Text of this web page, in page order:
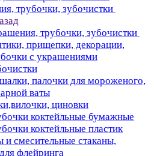
трубочки, зубочистки
трубочки, зубочистки
прищепки, декорации,
с украшениями
палочки для мороженого,
ваты
циновки
коктейльные бумажные
коктейльные пластик
смесительные стаканы,
флейринга